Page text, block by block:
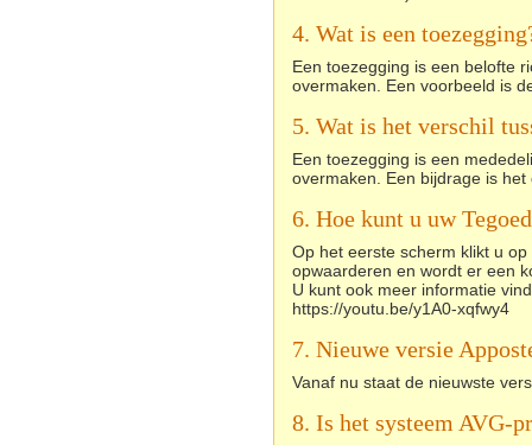
4. Wat is een
Een toezegging is een belofte
overmaken. Een voorbeeld is
5. Wat is het verschil
Een toezegging is een
overmaken. Een bijdrage is
6. Hoe kunt u uw
Op het eerste scherm klikt u
opwaarderen en wordt er een
U kunt ook meer informatie
https://youtu.be/y1A0-xqfwy4
7. Nieuwe versie
Vanaf nu staat de nieuwste
8. Is het systeem AVG-